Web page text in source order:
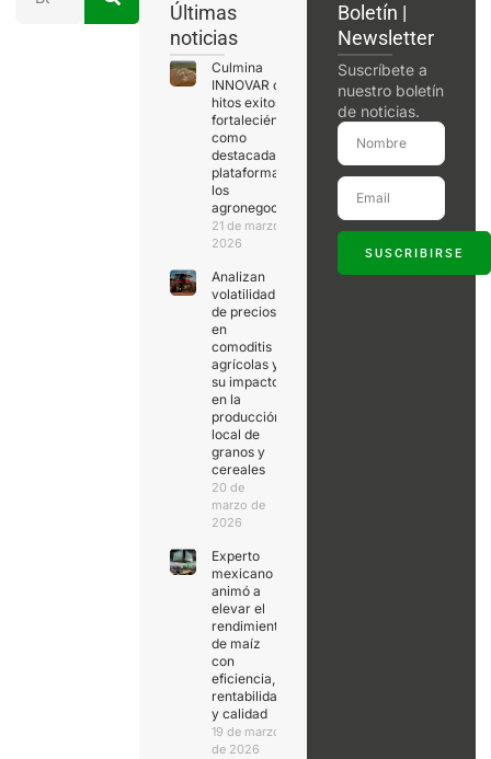
Últimas
noticias
Culmina
INNOVAR con
hitos exitosos,
fortaleciéndose
como
destacada
plataforma de
los
agronegocios
21 de marzo de
2026
Analizan
volatilidad
de precios
en
comoditis
agrícolas y
su impacto
en la
producción
local de
granos y
cereales
20 de
marzo de
2026
Experto
mexicano
animó a
elevar el
rendimiento
de maíz
con
eficiencia,
rentabilidad
y calidad
19 de marzo
de 2026
Boletín |
Newsletter
Suscríbete a
nuestro boletín
de noticias.
SUSCRIBIRSE